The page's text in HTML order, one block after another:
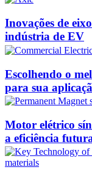
Inovações de
indústria de EV
Escolhendo o
para sua
Motor elétrico
a eficiência